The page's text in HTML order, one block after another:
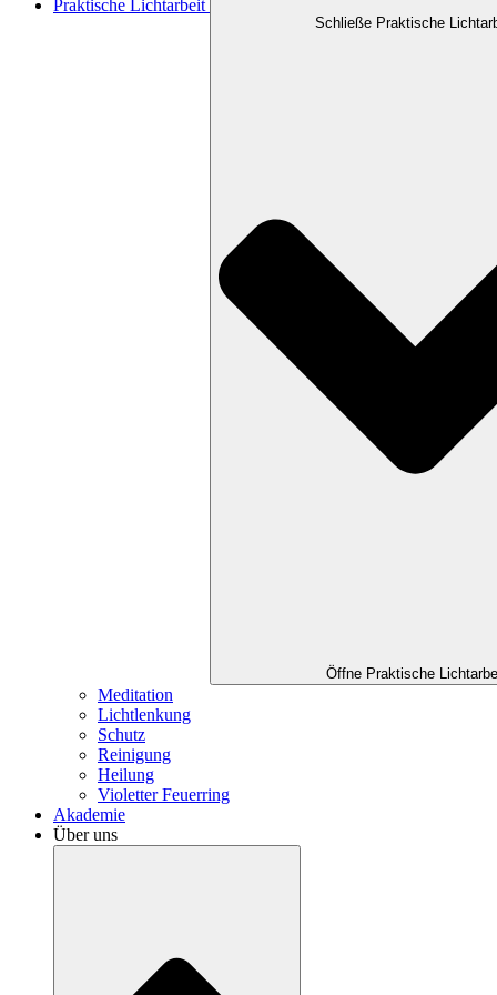
Praktische Lichtarbeit
Schließe Praktische
Öffne Praktische
Meditation
Lichtlenkung
Schutz
Reinigung
Heilung
Violetter Feuerring
Akademie
Über uns